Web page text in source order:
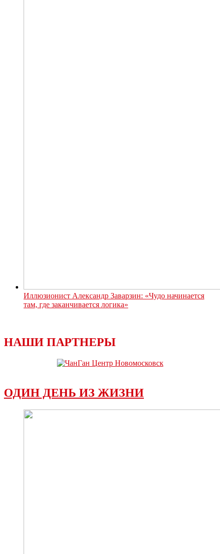
Иллюзионист Александр Заварзин: «Чудо начинается
там, где заканчивается логика»
НАШИ ПАРТНЕРЫ
ОДИН ДЕНЬ ИЗ ЖИЗНИ